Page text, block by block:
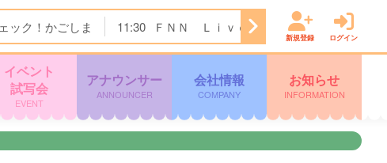
ック！かごしま 11:30 ＦＮＮ Ｌｉｖｅ Ｎｅｗｓ ｄａｙｓ
新規登録 ログイン
イベント
試写会
EVENT
アナウンサー
ANNOUNCER
会社情報
COMPANY
お知らせ
INFORMATION